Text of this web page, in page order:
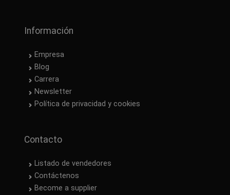
Información
Empresa
Blog
Carrera
Newsletter
Política de privacidad y cookies
Contacto
Listado de vendedores
Contáctenos
Become a supplier